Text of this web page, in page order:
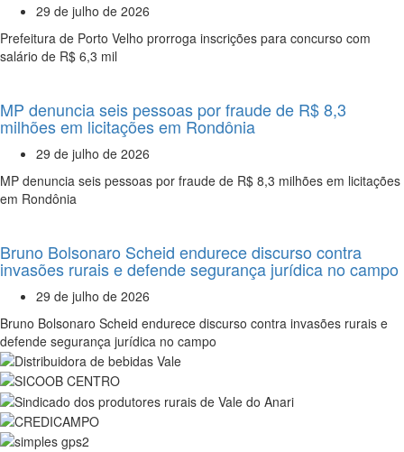
29 de julho de 2026
Prefeitura de Porto Velho prorroga inscrições para concurso com
salário de R$ 6,3 mil
MP denuncia seis pessoas por fraude de R$ 8,3
milhões em licitações em Rondônia
29 de julho de 2026
MP denuncia seis pessoas por fraude de R$ 8,3 milhões em licitações
em Rondônia
Bruno Bolsonaro Scheid endurece discurso contra
invasões rurais e defende segurança jurídica no campo
29 de julho de 2026
Bruno Bolsonaro Scheid endurece discurso contra invasões rurais e
defende segurança jurídica no campo